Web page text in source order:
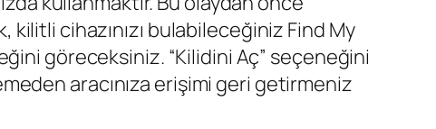
kilitli cihazınızı bulabileceğiniz Find My
göreceksiniz. “Kilidini Aç” seçeneğini
aracınıza erişimi geri getirmeniz